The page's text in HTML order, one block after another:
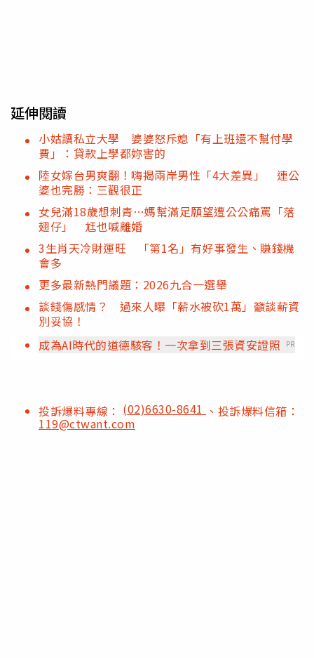
延伸閱讀
小姑讀私立大學 婆婆怒斥媳「有上班還不幫付學
費」：貸款上學都妳害的
陸女嫁台男爽翻！嗨揭兩岸男性「4大差異」 連公
婆也完勝：三觀很正
女兒滿18歲想刺青…媽幫滿足願望遭公公痛罵「落
翅仔」 尪也喊離婚
3生肖天冷財運旺 「第1名」有好事發生、賺錢機
會多
更多最新熱門議題：2026九合一選舉
談錢傷感情？ 過來人曝「薪水被砍1萬」籲談薪資
別妥協！
成為AI時代的道德駭客！一次拿到三張資安證照
PR
投訴爆料專線： (02)6630-8641 、投訴爆料信箱：
119@ctwant.com